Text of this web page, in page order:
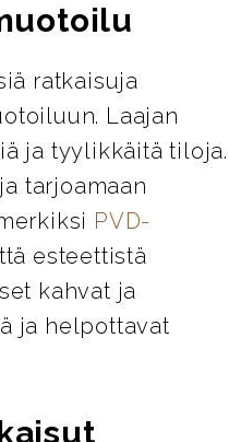
ratkaisuja
Laajan
ja tyylikkäitä tiloja.
tarjoamaan
PVD-
esteettistä
kahvat ja
ja helpottavat